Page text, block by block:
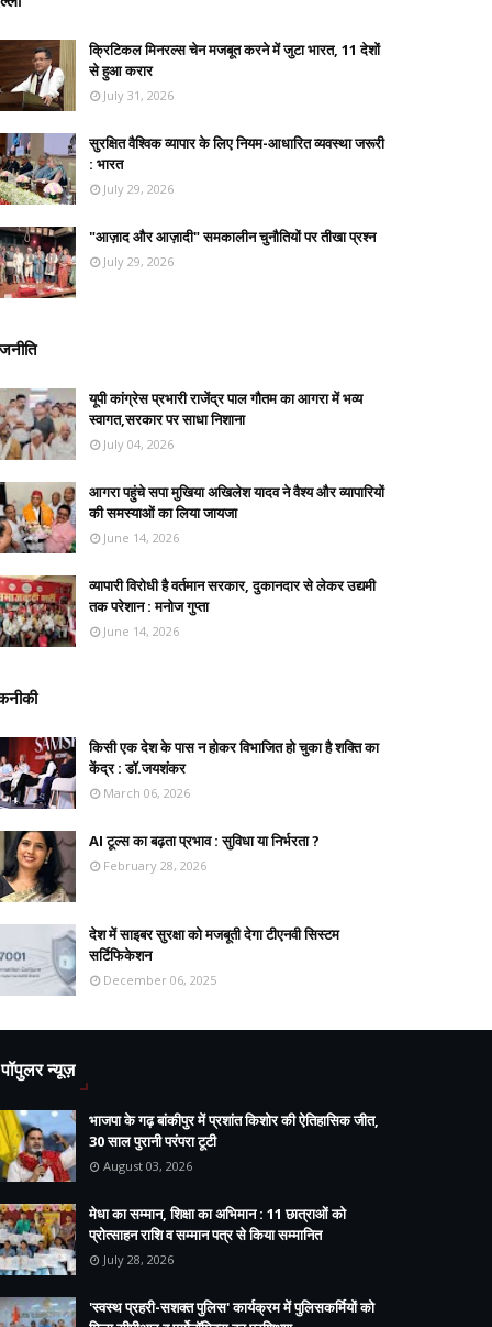
क्रिटिकल मिनरल्स चेन मजबूत करने में जुटा भारत, 11 देशों
से हुआ करार
July 31, 2026
सुरक्षित वैश्विक व्यापार के लिए नियम-आधारित व्यवस्था जरूरी
: भारत
July 29, 2026
"आज़ाद और आज़ादी" समकालीन चुनौतियों पर तीखा प्रश्न
July 29, 2026
यूपी कांग्रेस प्रभारी राजेंद्र पाल गौतम का आगरा में भव्य
स्वागत,सरकार पर साधा निशाना
July 04, 2026
आगरा पहुंचे सपा मुखिया अखिलेश यादव ने वैश्य और व्यापारियों
की समस्याओं का लिया जायजा
June 14, 2026
व्यापारी विरोधी है वर्तमान सरकार, दुकानदार से लेकर उद्यमी
तक परेशान : मनोज गुप्ता
June 14, 2026
किसी एक देश के पास न होकर विभाजित हो चुका है शक्ति का
केंद्र : डॉ.जयशंकर
March 06, 2026
AI टूल्स का बढ़ता प्रभाव : सुविधा या निर्भरता ?
February 28, 2026
देश में साइबर सुरक्षा को मजबूती देगा टीएनवी सिस्टम
सर्टिफिकेशन
December 06, 2025
पॉपुलर न्यूज़
भाजपा के गढ़ बांकीपुर में प्रशांत किशोर की ऐतिहासिक जीत,
30 साल पुरानी परंपरा टूटी
August 03, 2026
मेधा का सम्मान, शिक्षा का अभिमान : 11 छात्राओं को
प्रोत्साहन राशि व सम्मान पत्र से किया सम्मानित
July 28, 2026
'स्वस्थ प्रहरी-सशक्त पुलिस' कार्यक्रम में पुलिसकर्मियों को